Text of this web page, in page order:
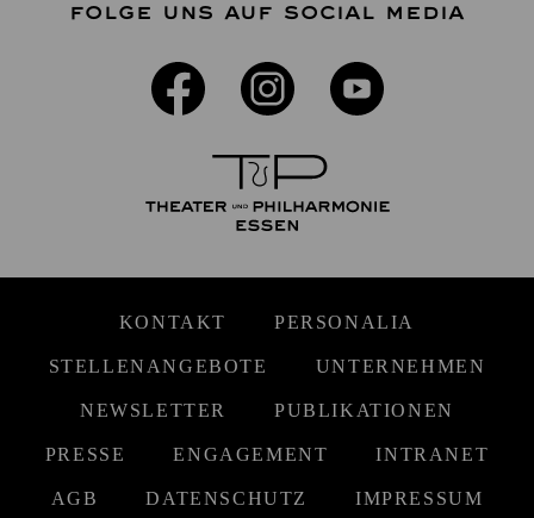
FOLGE UNS AUF SOCIAL MEDIA
KONTAKT PERSONALIA
STELLENANGEBOTE UNTERNEHMEN
NEWSLETTER PUBLIKATIONEN
PRESSE ENGAGEMENT INTRANET
AGB DATENSCHUTZ IMPRESSUM